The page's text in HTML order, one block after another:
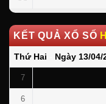
KẾT QUẢ XỔ SỐ
Thứ Hai Ngày 13/04/
7
6